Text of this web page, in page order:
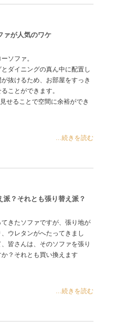
ァが人気のワケ
ソファ。
とダイニングの真ん中に配置し
抜けるため、お部屋をすっき
ことができます。
せることで空間に余裕ができ
...続きを読む
派？それとも張り替え派？
てきたソファですが、張り地が
ウレタンがへたってきまし
、皆さんは、そのソファを張り
？それとも買い換えます
...続きを読む